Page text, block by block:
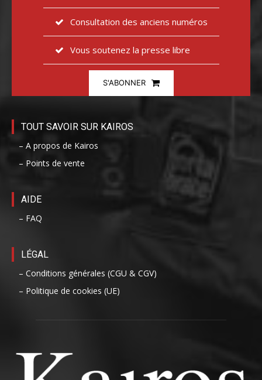
Consultation des anciens numéros
Vous soutenez la presse libre
S'ABONNER
TOUT SAVOIR SUR KAIROS
– A propos de Kairos
– Points de vente
AIDE
– FAQ
LÉGAL
– Conditions générales (CGU & CGV)
– Politique de cookies (UE)